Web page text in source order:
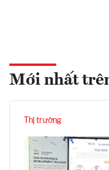
Mới nhất
Thị trường